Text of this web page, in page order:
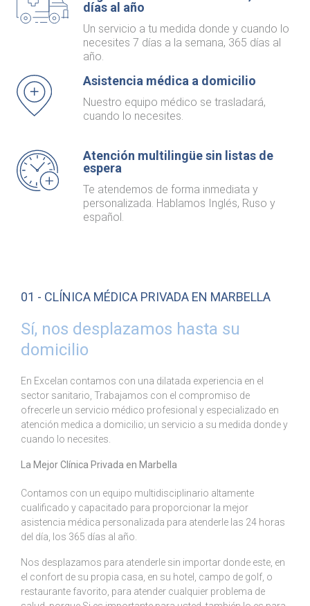
días al año
Un servicio a tu medida donde y cuando lo
necesites 7 días a la semana, 365 días al
año.
Asistencia médica a domicilio
Nuestro equipo médico se trasladará,
cuando lo necesites.
Atención multilingüe sin listas de
espera
Te atendemos de forma inmediata y
personalizada. Hablamos Inglés, Ruso y
español.
01 - CLÍNICA MÉDICA PRIVADA EN MARBELLA
Sí, nos desplazamos hasta su
domicilio
En Excelan contamos con una dilatada experiencia en el
sector sanitario, Trabajamos con el compromiso de
ofrecerle un servicio médico profesional y especializado en
atención medica a domicilio; un servicio a su medida donde y
cuando lo necesites.
La Mejor Clínica Privada en Marbella
Contamos con un equipo multidisciplinario altamente
cualificado y capacitado para proporcionar la mejor
asistencia médica personalizada para atenderle las 24 horas
del día, los 365 días al año.
Nos desplazamos para atenderle sin importar donde este, en
el confort de su propia casa, en su hotel, campo de golf, o
restaurante favorito, para atender cualquier problema de